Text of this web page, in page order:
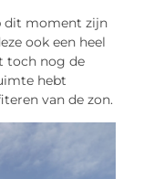
dit moment zijn
ook een heel
toch nog de
hebt
van de zon.